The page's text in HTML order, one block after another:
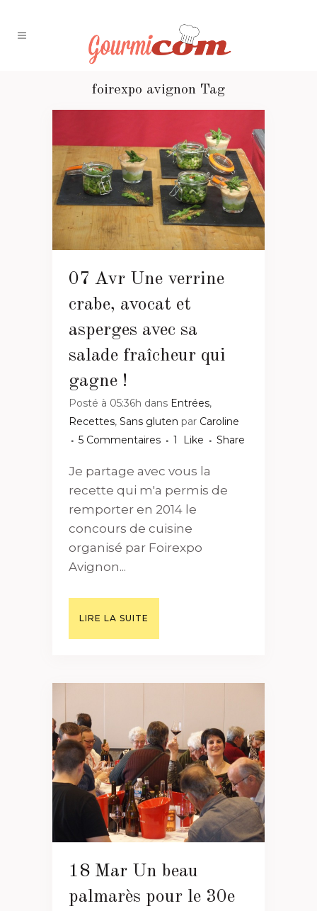
foirexpo avignon Tag
07 Avr Une verrine
crabe, avocat et
asperges avec sa
salade fraîcheur qui
gagne !
Posté à 05:36h dans Entrées,
Recettes, Sans gluten par Caroline
5 Commentaires
1 Like Share
Je partage avec vous la
recette qui m'a permis de
remporter en 2014 le
concours de cuisine
organisé par Foirexpo
Avignon...
LIRE LA SUITE
18 Mar Un beau
palmarès pour le 30e